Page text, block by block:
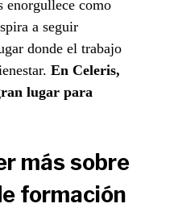
enorgullece como
a seguir
donde el trabajo
En Celeris,
lugar para
más sobre
formación